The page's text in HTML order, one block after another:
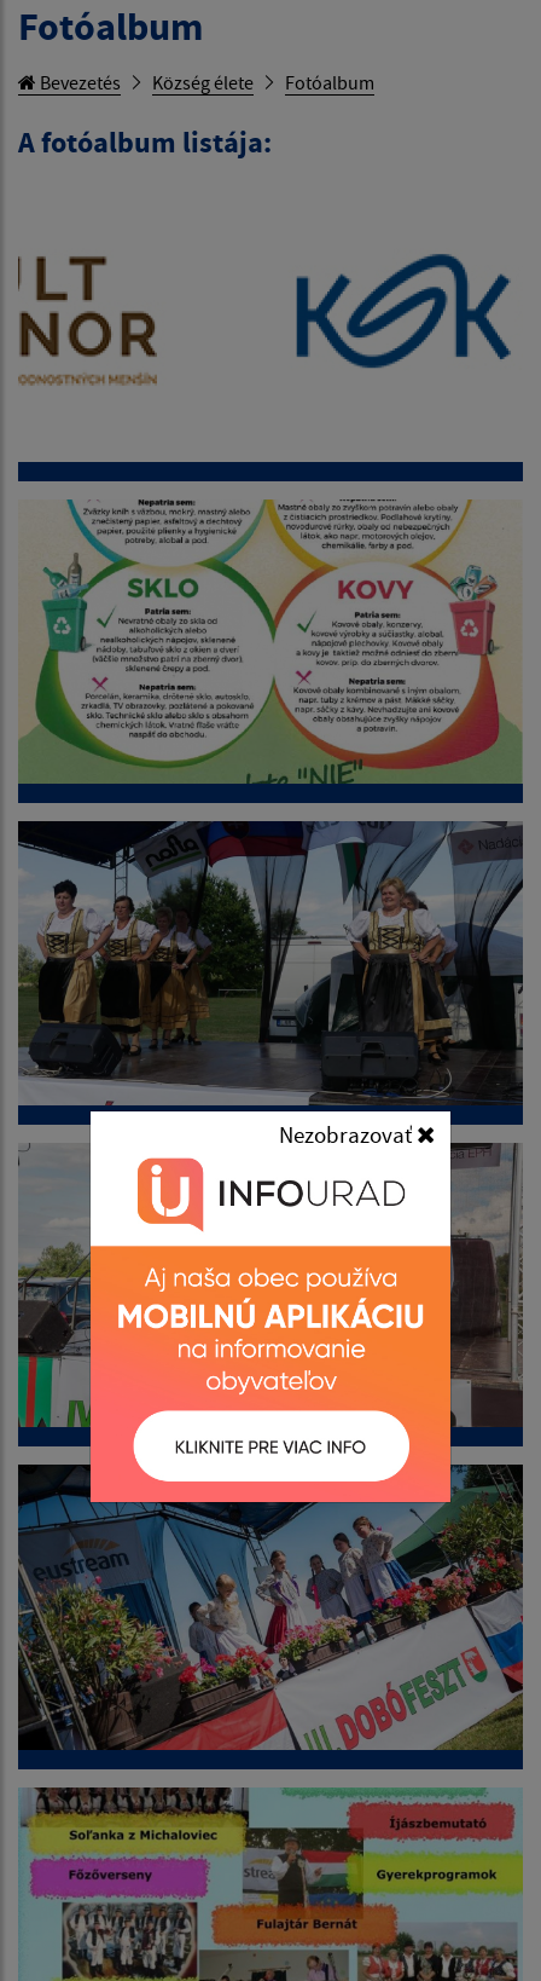
Nezobrazovať
Fotóalbum
Bevezetés Község élete Fotóalbum
A fotóalbum listája: